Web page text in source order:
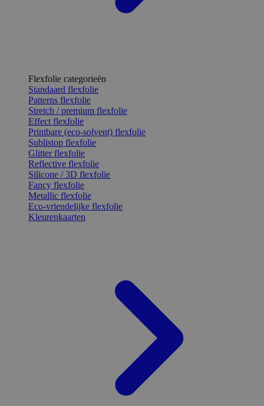
Flexfolie categorieën
Standaard flexfolie
Patterns flexfolie
Stretch / premium flexfolie
Effect flexfolie
Printbare (eco-solvent) flexfolie
Sublistop flexfolie
Glitter flexfolie
Reflective flexfolie
Silicone / 3D flexfolie
Fancy flexfolie
Metallic flexfolie
Eco-vriendelijke flexfolie
Kleurenkaarten